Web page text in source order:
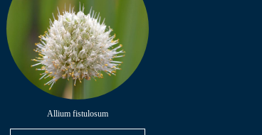
Allium fistulosum